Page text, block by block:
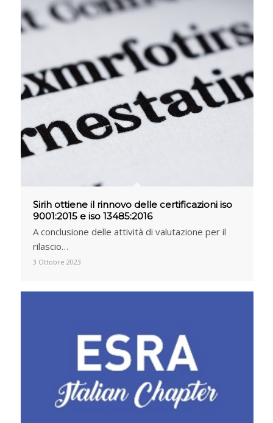
Sirih ottiene il rinnovo delle certificazioni iso
9001:2015 e iso 13485:2016
A conclusione delle attività di valutazione per il
rilascio…
3 Ottobre 2023